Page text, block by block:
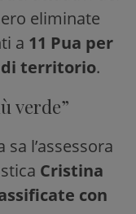
eliminate
a 11 Pua per
territorio.
verde”
l’assessora
Cristina
con